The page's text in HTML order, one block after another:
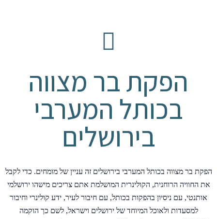
הפקת בר מצווה
בכותל המערבי
בירושלים
הפקת בר מצווה בכותל המערבי בירושלים זה עניין של מומחים. כדי לקבל
את החוויה הרוחנית, הקולינרית המושלמת אתם צריכים מישהו ירושלמי
אותנטי, עם ניסיון בהפקות בכותל, עם חיבור לעיר, ידע קולינרי וחיבור
למסעדות ולאוכל המיוחד של ירושלים וישראל, לשם כך הוקמה